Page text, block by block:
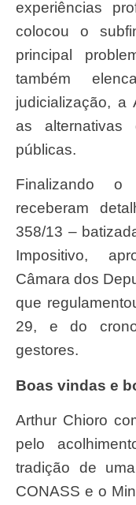
experiências
colocou o
principal
também
judicialização, a
as alternativas
públicas.
Finalizando o encontro, os secretários
receberam
358/13 –
Impositivo,
Câmara dos
que
29, e do
gestores.
Boas vindas e
Arthur Chioro começou sua fala agradecendo
pelo
tradição de
CONASS e o